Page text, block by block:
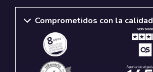
Comprometidos con la calidad